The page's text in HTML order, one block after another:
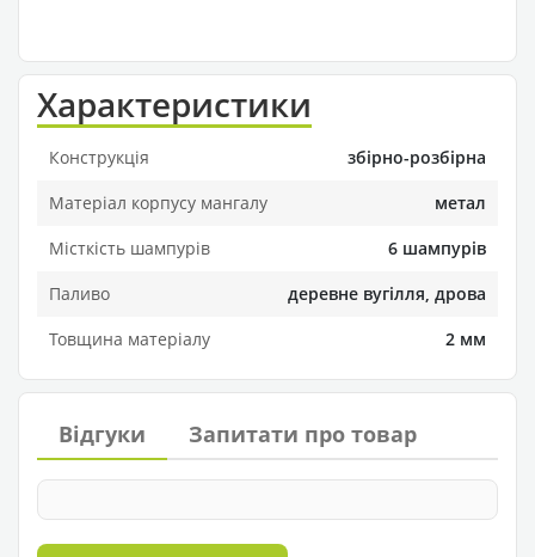
Характеристики
Конструкція
збірно-розбірна
Матеріал корпусу мангалу
метал
Місткість шампурів
6 шампурів
Паливо
деревне вугілля, дрова
Товщина матеріалу
2 мм
Відгуки Запитати про товар